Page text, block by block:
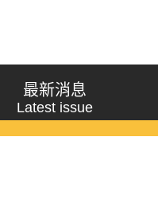
最新消息
Latest issue